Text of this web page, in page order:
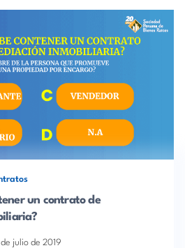
un contrato de
julio de 2019